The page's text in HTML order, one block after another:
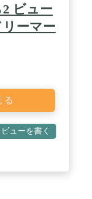
ビュー
ーマー
ビューを書く